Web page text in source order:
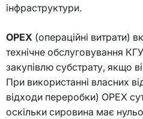
інфраструктури.
OPEX (операційні витрати)
технічне обслуговування
закупівлю субстрату, якщо
При використанні власних
відходи переробки) OPEX
оскільки сировина має